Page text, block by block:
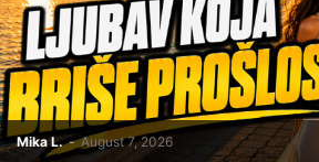
Mika L. - August 7, 2026